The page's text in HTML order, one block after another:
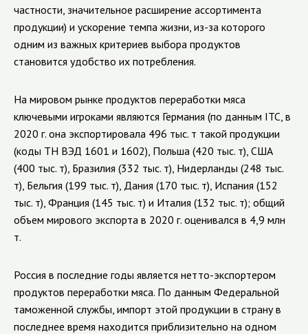
частности, значительное расширение ассортимента
продукции) и ускорение темпа жизни, из-за которого
одним из важных критериев выбора продуктов
становится удобство их потребления.
На мировом рынке продуктов переработки мяса
ключевыми игроками являются Германия (по данным ITC, в
2020 г. она экспортировала 496 тыс. т такой продукции
(коды ТН ВЭД 1601 и 1602), Польша (420 тыс. т), США
(400 тыс. т), Бразилия (332 тыс. т), Нидерланды (248 тыс.
т), Бельгия (199 тыс. т), Дания (170 тыс. т), Испания (152
тыс. т), Франция (145 тыс. т) и Италия (132 тыс. т); общий
объем мирового экспорта в 2020 г. оценивался в 4,9 млн
т.
Россия в последние годы является нетто-экспортером
продуктов переработки мяса. По данным Федеральной
таможенной службы, импорт этой продукции в страну в
последнее время находится приблизительно на одном